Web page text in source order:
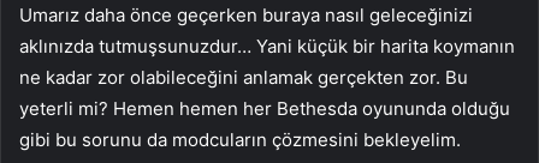
Umarız daha önce geçerken buraya nasıl geleceğinizi
aklınızda tutmuşsunuzdur… Yani küçük bir harita koymanın
ne kadar zor olabileceğini anlamak gerçekten zor. Bu
yeterli mi? Hemen hemen her Bethesda oyununda olduğu
gibi bu sorunu da modcuların çözmesini bekleyelim.